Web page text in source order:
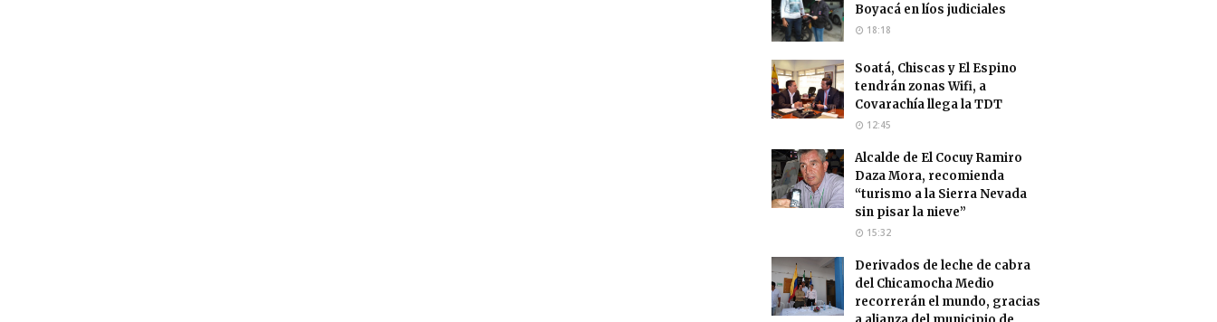
Boyacá en líos judiciales
18:18
Soatá, Chiscas y El Espino
tendrán zonas Wifi, a
Covarachía llega la TDT
12:45
Alcalde de El Cocuy Ramiro
Daza Mora, recomienda
“turismo a la Sierra Nevada
sin pisar la nieve”
15:32
Derivados de leche de cabra
del Chicamocha Medio
recorrerán el mundo, gracias